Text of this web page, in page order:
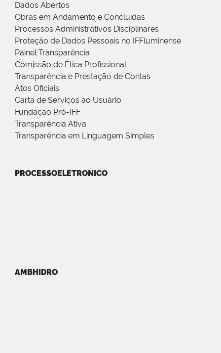
Dados Abertos
Obras em Andamento e Concluídas
Processos Administrativos Disciplinares
Proteção de Dados Pessoais no IFFluminense
Painel Transparência
Comissão de Ética Profissional
Transparência e Prestação de Contas
Atos Oficiais
Carta de Serviços ao Usuário
Fundação Pró-IFF
Transparência Ativa
Transparência em Linguagem Simples
PROCESSOELETRONICO
AMBHIDRO